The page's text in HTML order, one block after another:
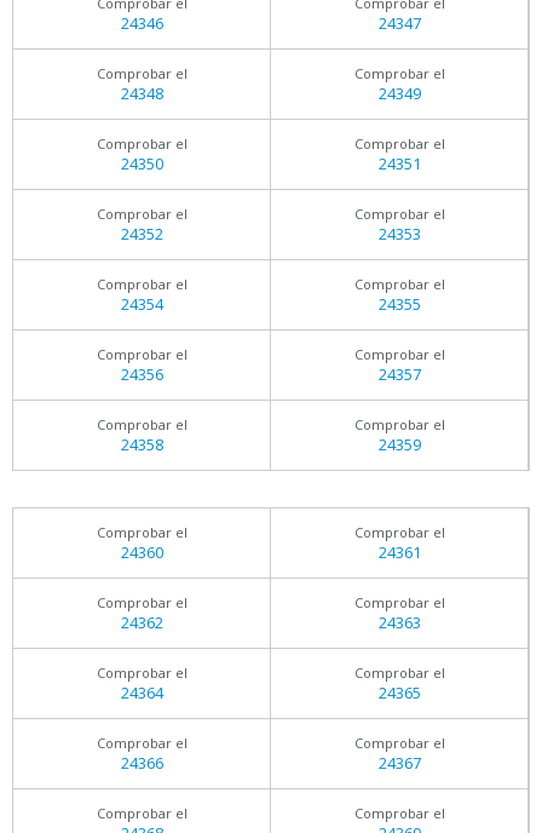
24346 24347
Comprobar el
24348
Comprobar el
24349
Comprobar el
24350
Comprobar el
24351
Comprobar el
24352
Comprobar el
24353
Comprobar el
24354
Comprobar el
24355
Comprobar el
24356
Comprobar el
24357
Comprobar el
24358
Comprobar el
24359
Comprobar el
24360
Comprobar el
24361
Comprobar el
24362
Comprobar el
24363
Comprobar el
24364
Comprobar el
24365
Comprobar el
24366
Comprobar el
24367
Comprobar el Comprobar el